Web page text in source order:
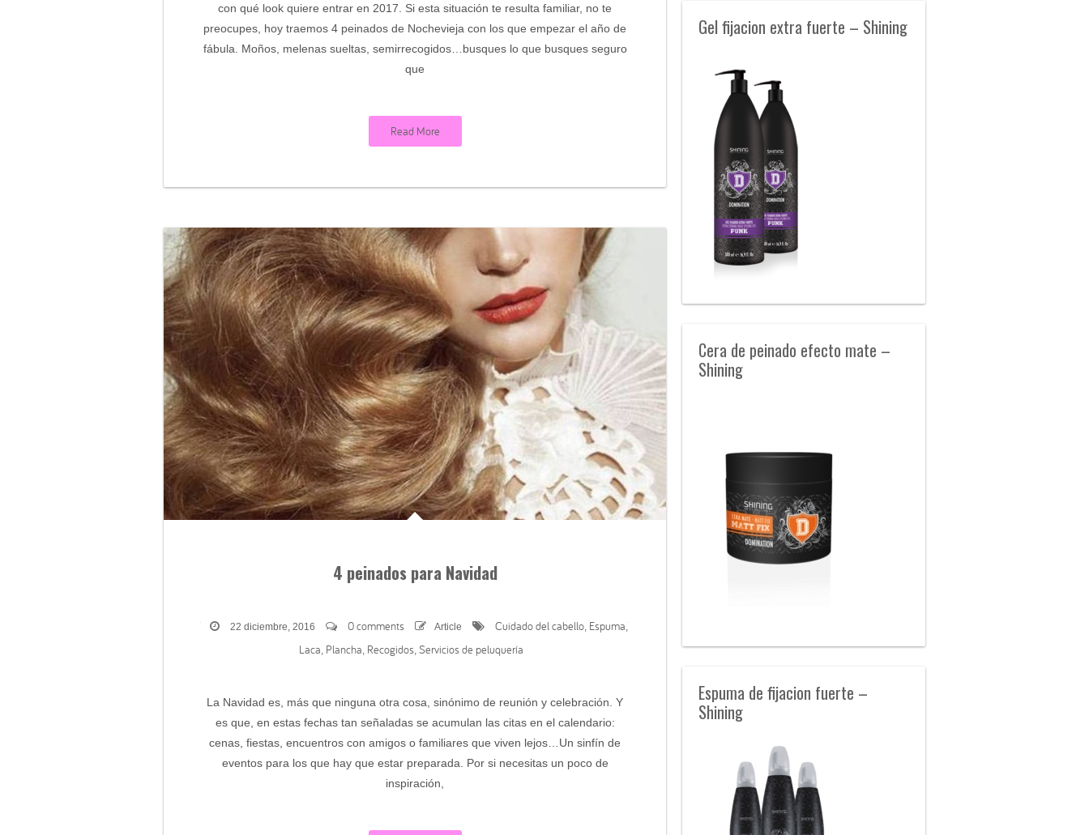
con qué look quiere entrar en 2017. Si esta situación te resulta familiar, no te
preocupes, hoy traemos 4 peinados de Nochevieja con los que empezar el año de
fábula. Moños, melenas sueltas, semirrecogidos…busques lo que busques seguro
que
Read More
4 peinados para Navidad
22 diciembre, 2016 0 comments Article Cuidado del cabello, Espuma,
Laca, Plancha, Recogidos, Servicios de peluquería
La Navidad es, más que ninguna otra cosa, sinónimo de reunión y celebración. Y
es que, en estas fechas tan señaladas se acumulan las citas en el calendario:
cenas, fiestas, encuentros con amigos o familiares que viven lejos…Un sinfín de
eventos para los que hay que estar preparada. Por si necesitas un poco de
inspiración,
Gel fijacion extra fuerte – Shining
Cera de peinado efecto mate –
Shining
Espuma de fijacion fuerte –
Shining